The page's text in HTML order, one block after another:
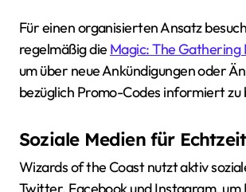
Für einen organisierten Ansatz
regelmäßig die Magic: The Gathering
um über neue Ankündigungen oder
bezüglich Promo-Codes informiert zu
Soziale Medien für
Wizards of the Coast nutzt aktiv